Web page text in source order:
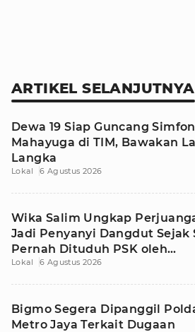
ARTIKEL SELANJUTNYA
Dewa 19 Siap Guncang
Mahayuga di TIM, Bawakan
Langka
Lokal 6 Agustus 2026
Wika Salim Ungkap
Jadi Penyanyi Dangdut Sejak
Pernah Dituduh PSK oleh
Tetangga
Lokal 6 Agustus 2026
Bigmo Segera Dipanggil
Metro Jaya Terkait Dugaan